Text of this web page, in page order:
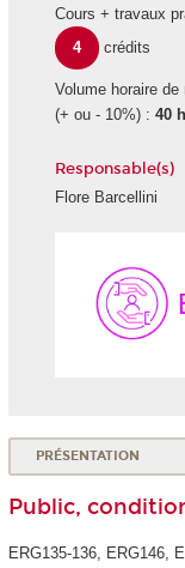
Cours + travaux
4
crédits
Volume horaire de
(+ ou - 10%) : 40
Responsable(s)
Flore Barcellini
PRÉSENTATION
Public,
ERG135-136, ERG146,